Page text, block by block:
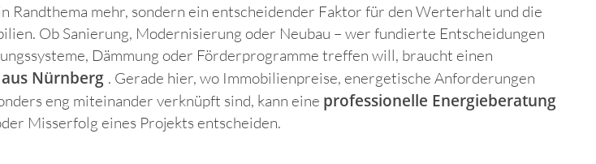
Randthema mehr, sondern ein entscheidender Faktor für den Werterhalt und die
Ob Sanierung, Modernisierung oder Neubau – wer fundierte Entscheidungen
Dämmung oder Förderprogramme treffen will, braucht einen
Nürnberg . Gerade hier, wo Immobilienpreise, energetische Anforderungen
eng miteinander verknüpft sind, kann eine professionelle Energieberatung
Misserfolg eines Projekts entscheiden.